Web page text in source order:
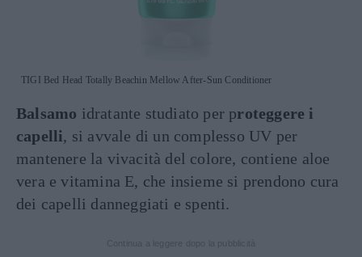
TIGI Bed Head Totally Beachin Mellow After-Sun Conditioner
Balsamo idratante studiato per proteggere i
capelli, si avvale di un complesso UV per
mantenere la vivacità del colore, contiene aloe
vera e vitamina E, che insieme si prendono cura
dei capelli danneggiati e spenti.